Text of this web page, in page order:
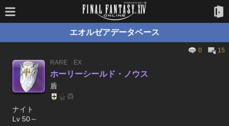
エオルゼアデータベース
0
15
RARE
EX
ホーリーシールド・ノウス
盾
ナイト
Lv 50～